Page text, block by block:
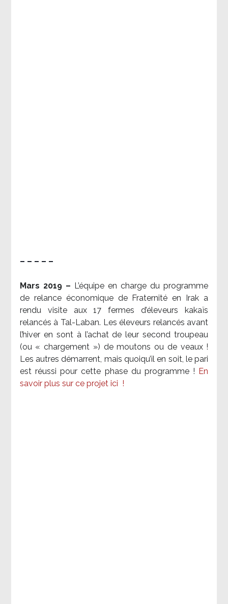
– – – – –
Mars 2019 – L’équipe en charge du programme
de relance économique de Fraternité en Irak a
rendu visite aux 17 fermes d’éleveurs kakaïs
relancés à Tal-Laban. Les éleveurs relancés avant
l’hiver en sont à l’achat de leur second troupeau
(ou « chargement ») de moutons ou de veaux !
Les autres démarrent, mais quoiqu’il en soit, le pari
est réussi pour cette phase du programme ! En
savoir plus sur ce projet ici !